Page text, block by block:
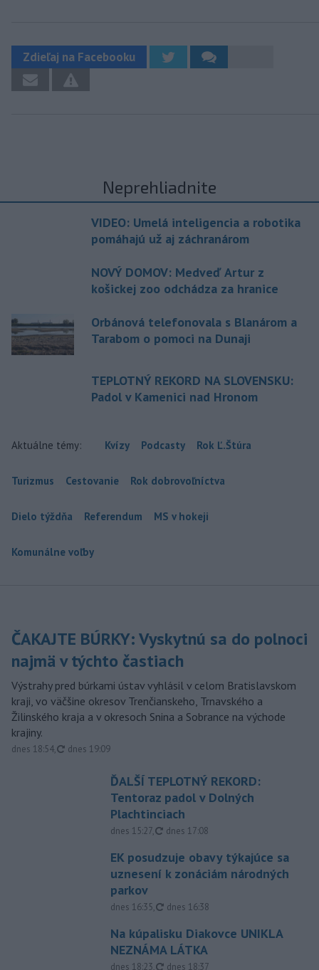
Zdieľaj na Facebooku
Neprehliadnite
VIDEO: Umelá inteligencia a robotika
pomáhajú už aj záchranárom
NOVÝ DOMOV: Medveď Artur z
košickej zoo odchádza za hranice
Orbánová telefonovala s Blanárom a
Tarabom o pomoci na Dunaji
TEPLOTNÝ REKORD NA SLOVENSKU:
Padol v Kamenici nad Hronom
Aktuálne témy: Kvízy Podcasty Rok Ľ.Štúra
Turizmus Cestovanie Rok dobrovoľníctva
Dielo týždňa Referendum MS v hokeji
Komunálne voľby
ČAKAJTE BÚRKY: Vyskytnú sa do polnoci
najmä v týchto častiach
Výstrahy pred búrkami ústav vyhlásil v celom Bratislavskom
kraji, vo väčšine okresov Trenčianskeho, Trnavského a
Žilinského kraja a v okresoch Snina a Sobrance na východe
krajiny.
dnes 18:54, aktualizované
dnes 19:09
ĎALŠÍ TEPLOTNÝ REKORD:
Tentoraz padol v Dolných
Plachtinciach
dnes 15:27, aktualizované
dnes 17:08
EK posudzuje obavy týkajúce sa
uznesení k zonáciám národných
parkov
dnes 16:35, aktualizované
dnes 16:38
Na kúpalisku Diakovce UNIKLA
NEZNÁMA LÁTKA
dnes 18:23, aktualizované
dnes 18:37